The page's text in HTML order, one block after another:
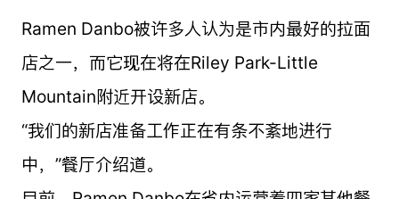
Ramen Danbo被许多人认为是市内最好的拉面
店之一，而它现在将在Riley Park-Little
Mountain附近开设新店。
“我们的新店准备工作正在有条不紊地进行
中，”餐厅介绍道。